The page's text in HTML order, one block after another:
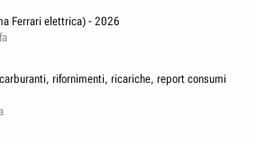
Ferrari elettrica) - 2026
rifornimenti, ricariche, report consumi